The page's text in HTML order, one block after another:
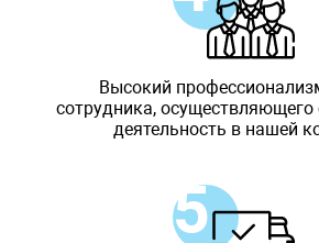
Высокий
сотрудника,
деятельность в нашей